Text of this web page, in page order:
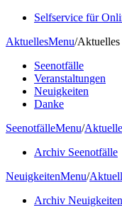
Selfservice für
AktuellesMenu/Aktuelles
Seenotfälle
Veranstaltungen
Neuigkeiten
Danke
SeenotfälleMenu/
Archiv Seenotfälle
NeuigkeitenMenu/
Archiv Neuigkeiten